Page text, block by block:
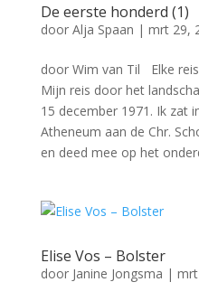
De eerste honderd (1)
door Alja Spaan | mrt 29,
door Wim van Til Elke
Mijn reis door het
15 december 1971. Ik zat
Atheneum aan de Chr.
en deed mee op het
Elise Vos – Bolster
door Janine Jongsma |